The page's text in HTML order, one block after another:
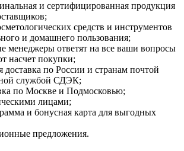
и сертифицированная продукция
средств и инструментов
и домашнего пользования;
менеджеры ответят на все ваши вопросы
насчет покупки;
доставка по России и странам почтой
службой СДЭК;
по Москве и Подмосковью;
лицами;
и бонусная карта для выгодных
предложения.